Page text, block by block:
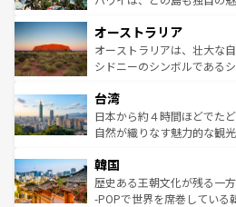
部のニューオーリンズでは
文化が魅力。旅行者はアメ
しみながら、その多様性と
ならではの贅沢な旅のスタイルだ。 なお、新着
情報はコンテンツ一覧を参
ワイ島は見逃せない。また
島だが、静かな自然を求め
おすすめ。エメラルドグリ
れるおもてなしの心で訪れ
人々、おいしいローカルフ
ク、伝統的なフラダンスな
ワイを、存分に味わってほしい。 なお、新着のハ
はコンテンツ一覧を参照し
オーストラリア
オーストラリアは、壮大な
シドニーのシンボルである
リアリーフや大陸中央部に
ク）、タスマニアの美しい
ど、見どころがたくさん。
いる。アクティビティも充
ビング、ハイキングなど、
い。オーストラリアの多彩
台湾
日本から約４時間ほどでた
自然が織りなす魅力的な観
ン）、静ひつな山岳地帯で
と山間の静けさが共存して
驚きをもたらしてくれる。
韓国
歴史ある王朝文化が残る一
-POPで世界を席巻している